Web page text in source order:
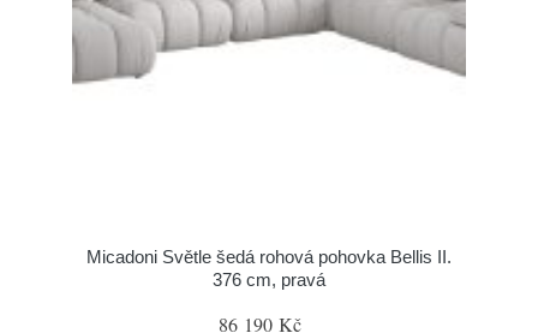
Micadoni Světle šedá rohová pohovka Bellis II.
376 cm, pravá
86 190 Kč